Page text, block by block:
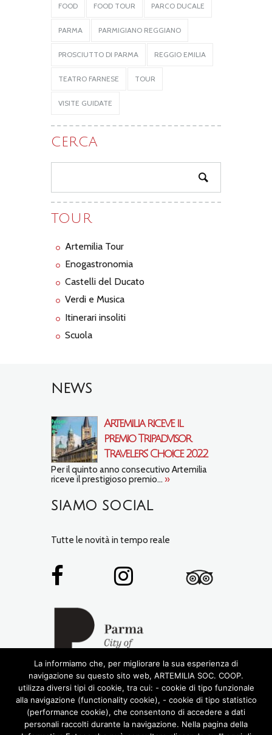
FOOD FOOD TOUR PARCO DUCALE
PARMA PARMIGIANO REGGIANO
PROSCIUTTO DI PARMA REGGIO EMILIA
TEATRO FARNESE TOUR
VISITE GUIDATE
CERCA
TOUR
Artemilia Tour
Enogastronomia
Castelli del Ducato
Verdi e Musica
Itinerari insoliti
Scuola
NEWS
Artemilia riceve il
premio Tripadvisor
Travelers’ Choice 2022
Per il quinto anno consecutivo Artemilia
riceve il prestigioso premio... »
SIAMO SOCIAL
Tutte le novità in tempo reale
La informiamo che, per migliorare la sua esperienza di
navigazione su questo sito web, ARTEMILIA SOC. COOP.
utilizza diversi tipi di cookie, tra cui: - cookie di tipo funzionale
alla navigazione (functionality cookie), - cookie di tipo statistico
(performance cookie), che consentono di accedere a dati
personali raccolti durante la navigazione. Nella pagina della